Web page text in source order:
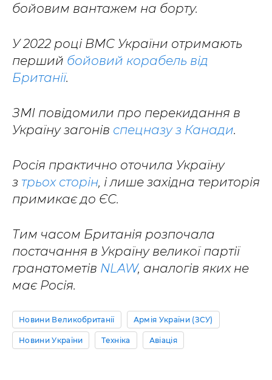
бойовим вантажем на борту.
У 2022 році ВМС України отримають
перший бойовий корабель від
Британії.
ЗМІ повідомили про перекидання в
Україну загонів спецназу з Канади.
Росія практично оточила Україну
з трьох сторін, і лише західна територія
примикає до ЄС.
Тим часом Британія розпочала
постачання в Україну великої партії
гранатометів NLAW, аналогів яких не
має Росія.
Новини Великобританії Армія України (ЗСУ)
Новини України Техніка Авіація